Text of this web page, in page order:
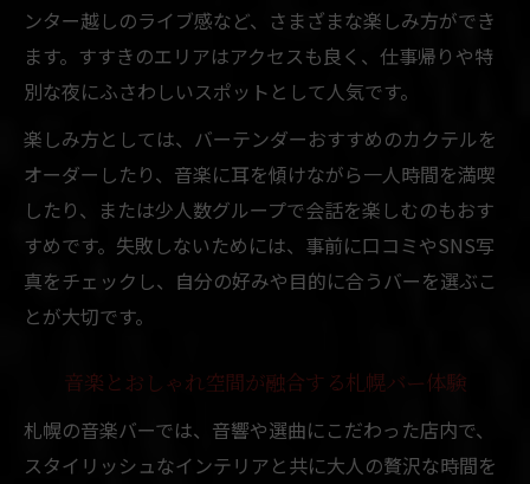
ンター越しのライブ感など、さまざまな楽しみ方ができ
ます。すすきのエリアはアクセスも良く、仕事帰りや特
別な夜にふさわしいスポットとして人気です。
楽しみ方としては、バーテンダーおすすめのカクテルを
オーダーしたり、音楽に耳を傾けながら一人時間を満喫
したり、または少人数グループで会話を楽しむのもおす
すめです。失敗しないためには、事前に口コミやSNS写
真をチェックし、自分の好みや目的に合うバーを選ぶこ
とが大切です。
音楽とおしゃれ空間が融合する札幌バー体験
札幌の音楽バーでは、音響や選曲にこだわった店内で、
スタイリッシュなインテリアと共に大人の贅沢な時間を